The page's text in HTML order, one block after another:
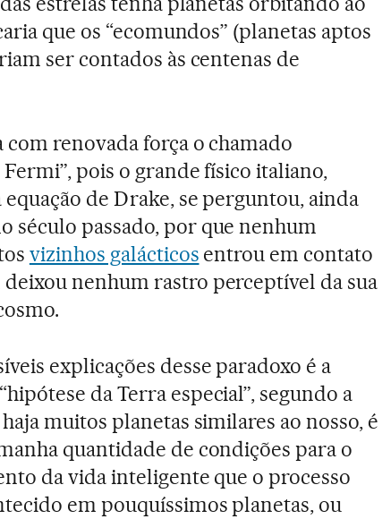
que os “ecomundos” (planetas aptos
ser contados às centenas de
com renovada força o chamado
pois o grande físico italiano,
de Drake, se perguntou, ainda
século passado, por que nenhum
vizinhos galácticos entrou em contato
nenhum rastro perceptível da sua
explicações desse paradoxo é a
da Terra especial”, segundo a
muitos planetas similares ao nosso, é
quantidade de condições para o
da vida inteligente que o processo
em pouquíssimos planetas, ou